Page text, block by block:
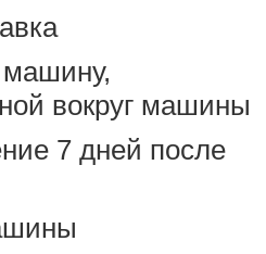
вокруг машины
7 дней после